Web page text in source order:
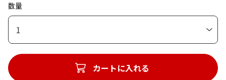
数量
1
カートに入れる